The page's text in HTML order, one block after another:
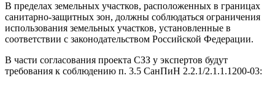
В пределах земельных участков, расположенных в границах
санитарно-защитных зон, должны соблюдаться ограничения
использования земельных участков, установленные в
соответствии с законодательством Российской Федерации.
В части согласования проекта СЗЗ у экспертов будут
требования к соблюдению п. 3.5 СанПиН 2.2.1/2.1.1.1200-03: